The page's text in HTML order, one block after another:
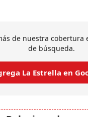
de nuestra cobertura
de búsqueda.
La Estrella en